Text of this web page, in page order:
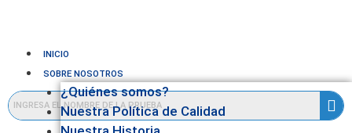
INICIO
SOBRE NOSOTROS
¿Quiénes somos?
Nuestra Política de Calidad